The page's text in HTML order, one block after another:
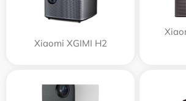
Xiaomi XGIMI H2